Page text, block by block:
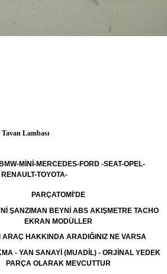
Lambası
MİNİ-MERCEDES-FORD -SEAT-OPEL-
RENAULT-TOYOTA-
PARÇATOMİ'DE
ŞANZIMAN BEYNİ ABS AKIŞMETRE TACHO
EKRAN MODÜLLER
ARAÇ HAKKINDA ARADIĞINIZ NE VARSA
- YAN SANAYİ (MUADİL) - ORJİNAL YEDEK
PARÇA OLARAK MEVCUTTUR